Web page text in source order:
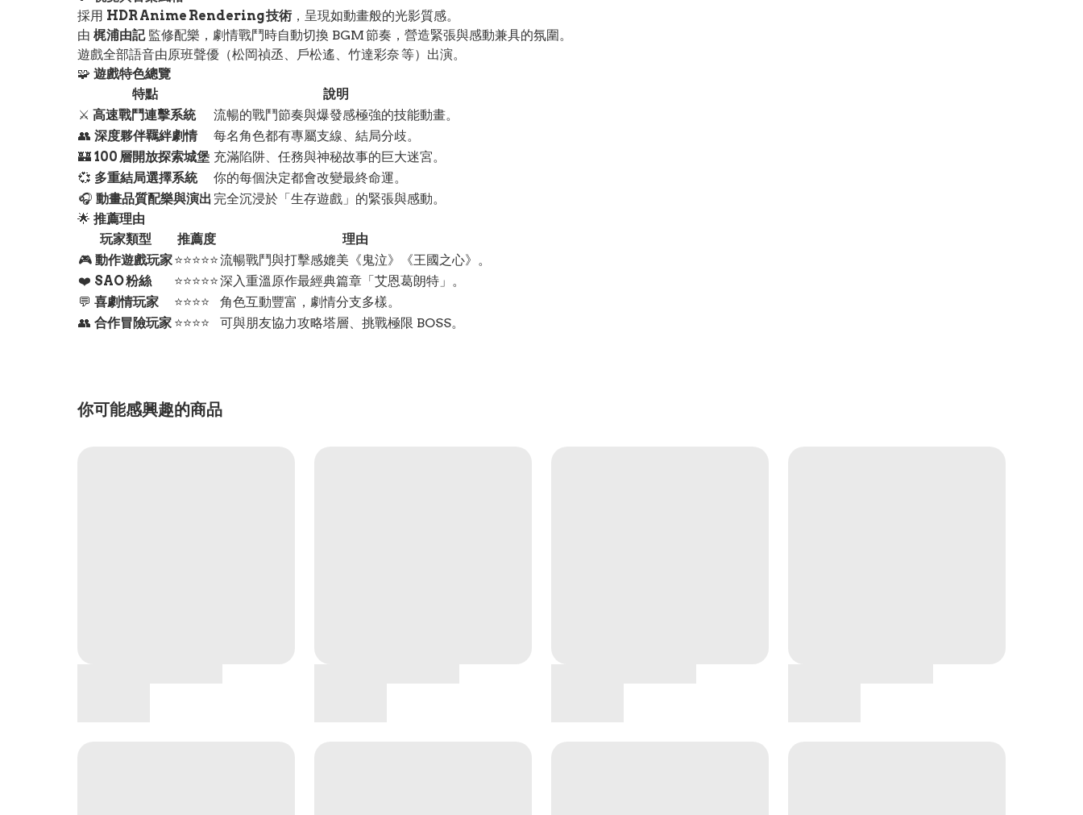
採用 HDR Anime Rendering 技術 ，呈現如動畫般的光影質感。
由 梶浦由記監修配樂，劇情戰鬥時自動切換 BGM 節奏，營造緊張與感動兼具的氛圍。
遊戲全部語音由原班聲優（松岡禎丞、戶松遙、竹達彩奈 等）出演。
🧩 遊戲特色總覽
特點
說明
⚔️ 高速戰鬥連擊系統
流暢的戰鬥節奏與爆發感極強的技能動畫。
👥 深度夥伴羈絆劇情
每名角色都有專屬支線、結局分歧。
🏰 100 層開放探索城堡 充滿陷阱、任務與神秘故事的巨大迷宮。
💞 多重結局選擇系統
你的每個決定都會改變最終命運。
🎧 動畫品質配樂與演出 完全沉浸於「生存遊戲」的緊張與感動。
🌟 推薦理由
玩家類型
推薦度
理由
🎮 動作遊戲玩家⭐⭐⭐⭐⭐流暢戰鬥與打擊感媲美《鬼泣》《王國之心》。
❤️ SAO 粉絲 ⭐⭐⭐⭐⭐深入重溫原作最經典篇章「艾恩葛朗特」。
💬 喜劇情玩家 ⭐⭐⭐⭐
角色互動豐富，劇情分支多樣。
👥 合作冒險玩家 ⭐⭐⭐⭐ 可與朋友協力攻略塔層、挑戰極限 BOSS。
你可能感興趣的商品